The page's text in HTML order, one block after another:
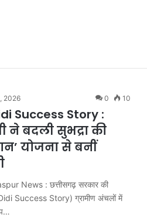
2026 0 10
Success Story :
ने बदली सुभद्रा की
योजना से बनीं
News : छत्तीसगढ़ सरकार की
Success Story) ग्रामीण अंचलों में